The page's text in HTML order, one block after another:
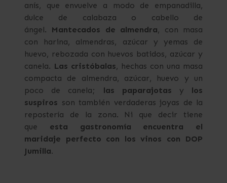
anís, que envuelve a modo de empanadilla,
dulce de calabaza o cabello de
ángel. Mantecados de almendra, con masa
con harina, almendras, azúcar y yemas de
huevo, rebozada con huevos batidos, azúcar y
canela. Las cristóbalas, hechas con una masa
compacta de almendra, azúcar, huevo y un
poco de canela; las paparajotas y los
suspiros son también verdaderas joyas de la
repostería de la zona. Ni que decir tiene
que esta gastronomía encuentra el
maridaje perfecto con los vinos con DOP
Jumilla.